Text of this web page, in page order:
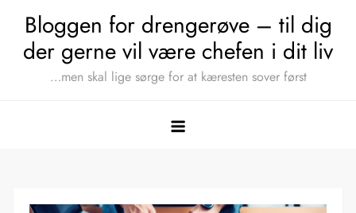
content
Bloggen for drengerøve – til dig
der gerne vil være chefen i dit liv
…men skal lige sørge for at kæresten sover først